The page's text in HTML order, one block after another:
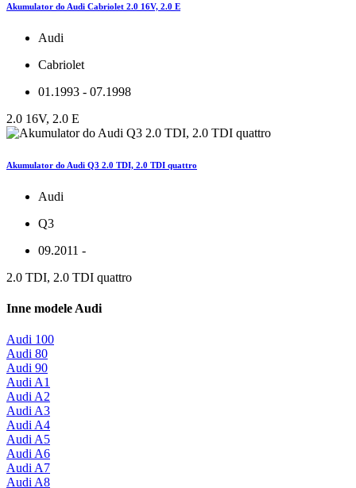
Akumulator do Audi Cabriolet 2.0 16V, 2.0 E
Audi
Cabriolet
01.1993 - 07.1998
2.0 16V, 2.0 E
Akumulator do Audi Q3 2.0 TDI, 2.0 TDI quattro
Audi
Q3
09.2011 -
2.0 TDI, 2.0 TDI quattro
Inne modele Audi
Audi 100
Audi 80
Audi 90
Audi A1
Audi A2
Audi A3
Audi A4
Audi A5
Audi A6
Audi A7
Audi A8